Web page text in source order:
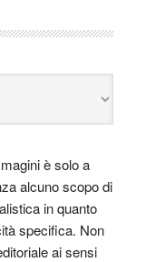
è solo a
alcuno scopo di
in quanto
specifica. Non
ai sensi